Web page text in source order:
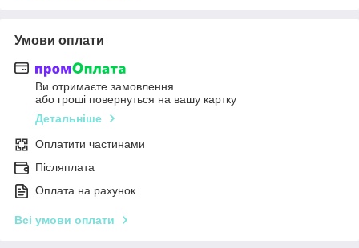
Умови оплати
Ви отримаєте замовлення
або гроші повернуться на вашу картку
Детальніше
Оплатити частинами
Післяплата
Оплата на рахунок
Всі умови оплати